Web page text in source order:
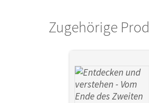
Zugehörige